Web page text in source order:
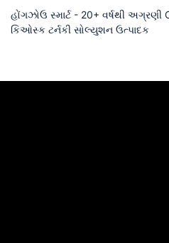
હોંગઝોઉ સ્માર્ટ - 20+ વર્ષથી
કિઓસ્ક ટર્નકી સોલ્યુશન ઉત્પાદક